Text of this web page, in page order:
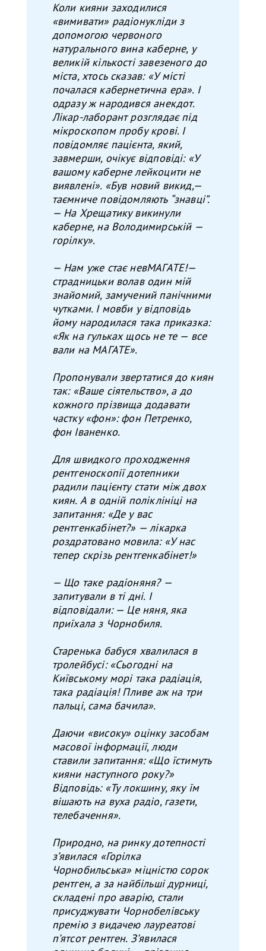
Коли кияни заходилися
«вимивати» радіонукліди з
допомогою червоного
натурального вина каберне, у
великій кількості завезеного до
міста, хтось сказав: «У місті
почалася кабернетична ера». І
одразу ж народився анекдот.
Лікар-лаборант розглядає під
мікроскопом пробу крові. І
повідомляє пацієнта, який,
завмерши, очікує відповіді: «У
вашому каберне лейкоцити не
виявлені». «Був новий викид,—
таємниче повідомляють “знавці”.
— На Хрещатику викинули
каберне, на Володимирській —
горілку».
— Нам уже стає невМАГАТЕ!—
страдницьки волав один мій
знайомий, замучений панічними
чутками. І мовби у відповідь
йому народилася така приказка:
«Як на гульках щось не те — все
вали на МАГАТЕ».
Пропонували звертатися до киян
так: «Ваше сіятельство», а до
кожного прізвища додавати
частку «фон»: фон Петренко,
фон Іваненко.
Для швидкого проходження
рентгеноскопії дотепники
радили пацієнту стати між двох
киян. А в одній поліклініці на
запитання: «Де у вас
рентгенкабінет?» — лікарка
роздратовано мовила: «У нас
тепер скрізь рентгенкабінет!»
— Що таке радіоняня? —
запитували в ті дні. І
відповідали: — Це няня, яка
приїхала з Чорнобиля.
Старенька бабуся хвалилася в
тролейбусі: «Сьогодні на
Київському морі така радіація,
така радіація! Пливе аж на три
пальці, сама бачила».
Даючи «високу» оцінку засобам
масової інформації, люди
ставили запитання: «Що їстимуть
кияни наступного року?»
Відповідь: «Ту локшину, яку їм
вішають на вуха радіо, газети,
телебачення».
Природно, на ринку дотепності
зʼявилася «Горілка
Чорнобильська» міцністю сорок
рентген, а за найбільші дурниці,
складені про аварію, стали
присуджувати Чорнобелівську
премію з видачею лауреатові
пʼятсот рентген. Зʼявилася